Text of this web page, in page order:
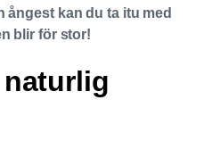
ångest kan du ta itu med
blir för stor!